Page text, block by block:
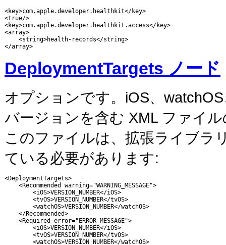
<key>com.apple.developer.healthkit</key>
<true/>
<key>com.apple.developer.healthkit.access</key>
<array>
    <string>health-records</string>
</array>
DeploymentTargets ノード
オプションです。iOS、
バージョンを含む XML ファイ
このファイルは、拡張ライブラ
ている必要があります:
<DeploymentTargets>
    <Recommended warning="WARNING_MESSAGE">
        <iOS>VERSION_NUMBER</iOS>
        <tvOS>VERSION_NUMBER</tvOS>
        <watchOS>VERSION_NUMBER</watchOS>
    </Recommended>
    <Required error="ERROR_MESSAGE">
        <iOS>VERSION_NUMBER</iOS>
        <tvOS>VERSION_NUMBER</tvOS>
        <watchOS>VERSION_NUMBER</watchOS>